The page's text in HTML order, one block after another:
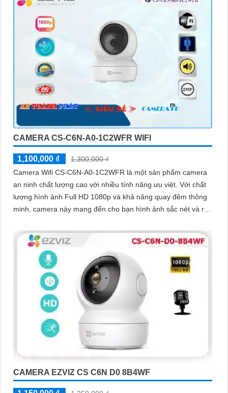
CAMERA CS-C6N-A0-1C2WFR WIFI
1,100,000 ₫
1,300,000 ₫
Camera Wifi CS-C6N-A0-1C2WFR là một sản phẩm camera
an ninh chất lượng cao với nhiều tính năng ưu việt. Với chất
lượng hình ảnh Full HD 1080p và khả năng quay đêm thông
minh, camera này mang đến cho bạn hình ảnh sắc nét và rõ
CAMERA EZVIZ CS C6N D0 8B4WF